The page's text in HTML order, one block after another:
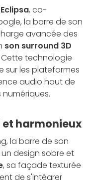
Eclipsa, co-
la barre de son
avancée des
son surround 3D
technologie
sur les plateformes
audio haut de
harmonieux
la barre de son
un design sobre et
, sa façade texturée
de s'intégrer